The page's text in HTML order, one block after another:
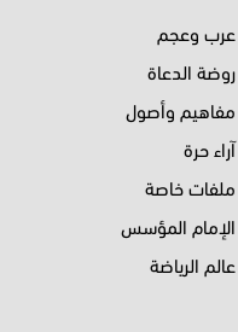
عرب وعجم
روضة الدعاة
مفاهيم وأصول
آراء حرة
ملفات خاصة
الإمام المؤسس
عالم الرياضة